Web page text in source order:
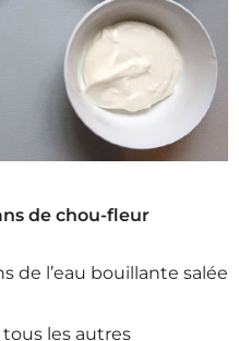
de chou-fleur
de l’eau bouillante salée
les autres